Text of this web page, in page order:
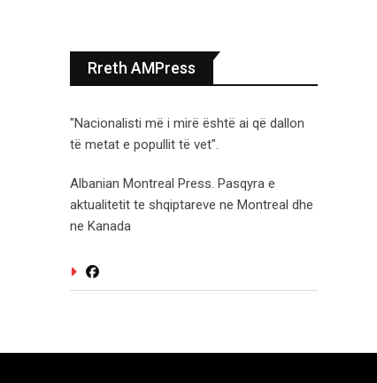
Rreth AMPress
"Nacionalisti më i mirë është ai që dallon
të metat e popullit të vet".
Albanian Montreal Press. Pasqyra e
aktualitetit te shqiptareve ne Montreal dhe
ne Kanada